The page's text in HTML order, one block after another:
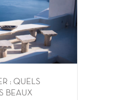
: QUELS
BEAUX